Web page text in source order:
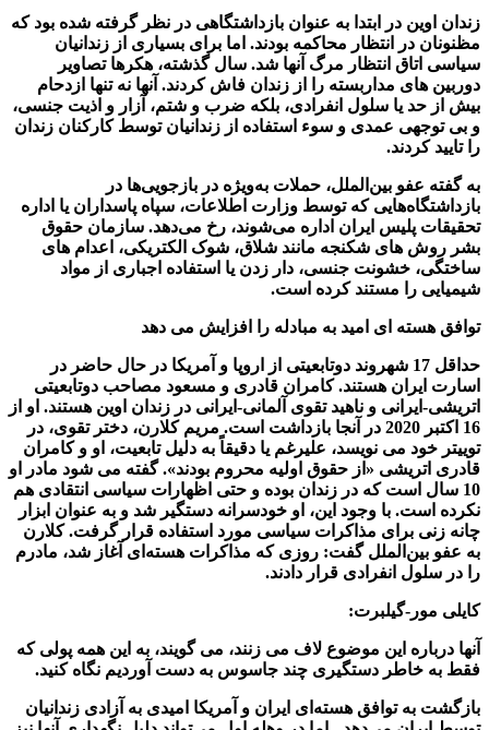
زندان اوین در ابتدا به عنوان بازداشتگاهی در نظر گرفته شده بود که
مظنونان در انتظار محاکمه بودند. اما برای بسیاری از زندانیان
سیاسی اتاق انتظار مرگ آنها شد. سال گذشته، هکرها تصاویر
دوربین های مداربسته را از زندان فاش کردند. آنها نه تنها ازدحام
بیش از حد یا سلول انفرادی، بلکه ضرب و شتم، آزار و اذیت جنسی،
و بی توجهی عمدی و سوء استفاده از زندانیان توسط کارکنان زندان
را تایید کردند.
به گفته عفو بین‌الملل، حملات به‌ویژه در بازجویی‌ها در
بازداشتگاه‌هایی که توسط وزارت اطلاعات، سپاه پاسداران یا اداره
تحقیقات پلیس ایران اداره می‌شوند، رخ می‌دهد. سازمان حقوق
بشر روش های شکنجه مانند شلاق، شوک الکتریکی، اعدام های
ساختگی، خشونت جنسی، دار زدن یا استفاده اجباری از مواد
شیمیایی را مستند کرده است.
توافق هسته ای امید به مبادله را افزایش می دهد
حداقل 17 شهروند دوتابعیتی از اروپا و آمریکا در حال حاضر در
اسارت ایران هستند. کامران قادری و مسعود مصاحب دوتابعیتی
اتریشی-ایرانی و ناهید تقوی آلمانی-ایرانی در زندان اوین هستند. او از
16 اکتبر 2020 در آنجا بازداشت است. مریم کلارن، دختر تقوی، در
توییتر خود می نویسد، علیرغم یا دقیقاً به دلیل تابعیت، او و کامران
قادری اتریشی «از حقوق اولیه محروم بودند». گفته می شود مادر او
10 سال است که در زندان بوده و حتی اظهارات سیاسی انتقادی هم
نکرده است. با وجود این، او خودسرانه دستگیر شد و به عنوان ابزار
چانه زنی برای مذاکرات سیاسی مورد استفاده قرار گرفت. کلارن
به عفو بین‌الملل گفت: روزی که مذاکرات هسته‌ای آغاز شد، مادرم
را در سلول انفرادی قرار دادند.
کایلی مور-گیلبرت:
آنها درباره این موضوع لاف می زنند، می گویند، به این همه پولی که
فقط به خاطر دستگیری چند جاسوس به دست آوردیم نگاه کنید.
بازگشت به توافق هسته‌ای ایران و آمریکا امیدی به آزادی زندانیان